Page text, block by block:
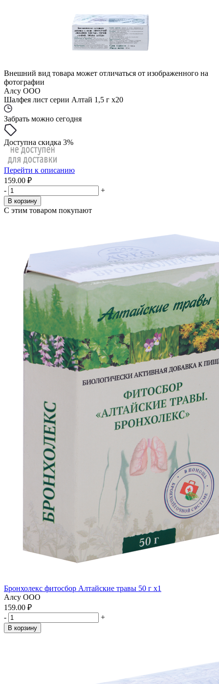
Внешний вид товара может отличаться от изображенного на
фотографии
Алсу ООО
Шалфея лист серии Алтай 1,5 г x20
Забрать можно сегодня
Доступна скидка 3%
Перейти к описанию
159.00 ₽
-
+
В корзину
С этим товаром покупают
Бронхолекс фитосбор Алтайские травы 50 г x1
Алсу ООО
159.00 ₽
-
+
В корзину